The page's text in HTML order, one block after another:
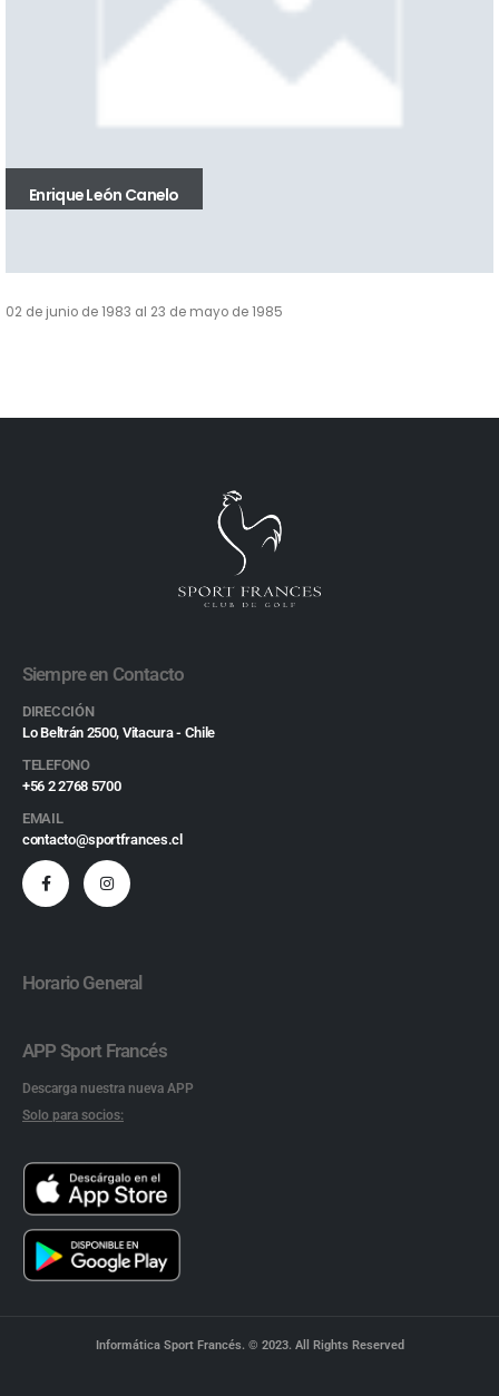
Enrique León Canelo
02 de junio de 1983 al 23 de mayo de 1985
Siempre en Contacto
DIRECCIÓN
Lo Beltrán 2500, Vitacura - Chile
TELEFONO
+56 2 2768 5700
EMAIL
contacto@sportfrances.cl
Horario General
APP Sport Francés
Descarga nuestra nueva APP
Solo para socios:
Informática Sport Francés. © 2023. All Rights Reserved